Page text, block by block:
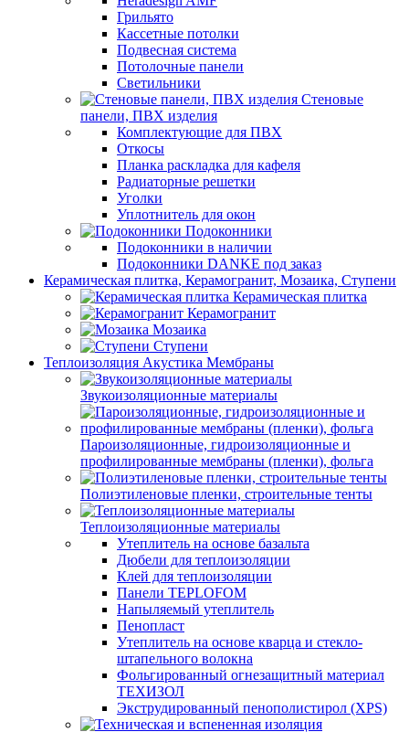
Грильято
Кассетные потолки
Подвесная система
Потолочные панели
Светильники
Стеновые
панели, ПВХ изделия
Комплектующие для ПВХ
Откосы
Планка раскладка для кафеля
Радиаторные решетки
Уголки
Уплотнитель для окон
Подоконники
Подоконники в наличии
Подоконники DANKE под заказ
Керамическая плитка, Керамогранит, Мозаика, Ступени
Керамическая плитка
Керамогранит
Мозаика
Ступени
Теплоизоляция Акустика Мембраны
Звукоизоляционные материалы
Пароизоляционные, гидроизоляционные и
профилированные мембраны (пленки), фольга
Полиэтиленовые пленки, строительные тенты
Теплоизоляционные материалы
Утеплитель на основе базальта
Дюбели для теплоизоляции
Клей для теплоизоляции
Панели TEPLOFOM
Напыляемый утеплитель
Пенопласт
Утеплитель на основе кварца и стекло-
штапельного волокна
Фольгированный огнезащитный материал
ТЕХИЗОЛ
Экструдированный пенополистирол (XPS)